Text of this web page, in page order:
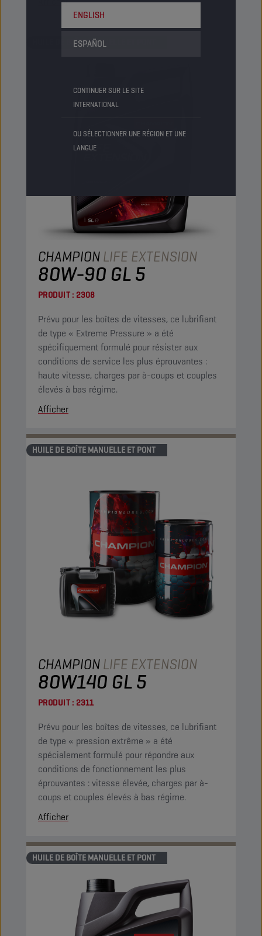
ENGLISH
ESPAÑOL
CONTINUER SUR LE SITE
INTERNATIONAL
OU SÉLECTIONNER UNE RÉGION ET UNE
LANGUE
HUILE DE BOÎTE MANUELLE ET PONT
CHAMPIONLIFE EXTENSION
80W-90 GL 5
PRODUIT : 2308
Prévu pour les boîtes de vitesses, ce lubrifiant
de type « Extreme Pressure » a été
spécifiquement formulé pour résister aux
conditions de service les plus éprouvantes :
haute vitesse, charges par à-coups et couples
élevés à bas régime.
Afficher
HUILE DE BOÎTE MANUELLE ET PONT
CHAMPIONLIFE EXTENSION
80W140 GL 5
PRODUIT : 2311
Prévu pour les boîtes de vitesses, ce lubrifiant
de type « pression extrême » a été
spécialement formulé pour répondre aux
conditions de fonctionnement les plus
éprouvantes : vitesse élevée, charges par à-
coups et couples élevés à bas régime.
Afficher
HUILE DE BOÎTE MANUELLE ET PONT